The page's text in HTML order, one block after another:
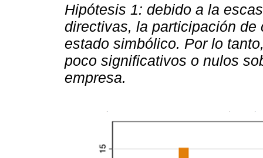
Hipótesis 1: debido a la
directivas, la participación
estado simbólico. Por lo
poco significativos o nulos
empresa.